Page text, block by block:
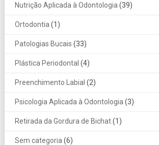
Nutrição Aplicada à Odontologia (39)
Ortodontia (1)
Patologias Bucais (33)
Plástica Periodontal (4)
Preenchimento Labial (2)
Psicologia Aplicada à Odontologia (3)
Retirada da Gordura de Bichat(1)
Sem categoria (6)